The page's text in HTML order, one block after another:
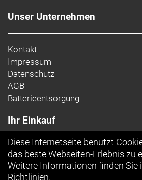
Unser Unternehmen
Kontakt
Impressum
Datenschutz
AGB
Batterieentsorgung
Ihr Einkauf
Top Artikel
Diese Internetseite benutzt
das beste Webseiten-Erlebnis zu
Weitere Informationen finden Sie
Richtlinien.